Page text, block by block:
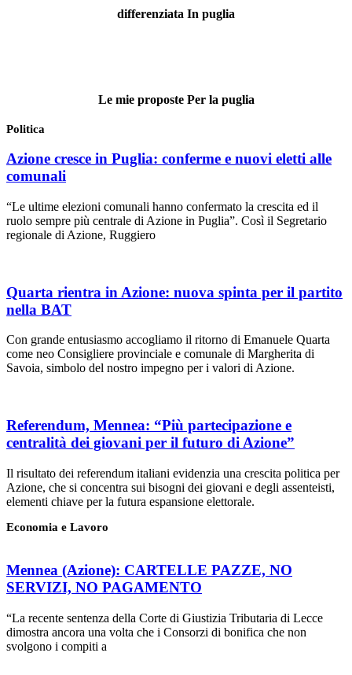
differenziata In puglia
Le mie proposte Per la puglia
Politica
Azione cresce in Puglia: conferme e nuovi eletti alle
comunali
“Le ultime elezioni comunali hanno confermato la crescita ed il
ruolo sempre più centrale di Azione in Puglia”. Così il Segretario
regionale di Azione, Ruggiero
Quarta rientra in Azione: nuova spinta per il partito
nella BAT
Con grande entusiasmo accogliamo il ritorno di Emanuele Quarta
come neo Consigliere provinciale e comunale di Margherita di
Savoia, simbolo del nostro impegno per i valori di Azione.
Referendum, Mennea: “Più partecipazione e
centralità dei giovani per il futuro di Azione”
Il risultato dei referendum italiani evidenzia una crescita politica per
Azione, che si concentra sui bisogni dei giovani e degli assenteisti,
elementi chiave per la futura espansione elettorale.
Economia e Lavoro
Mennea (Azione): CARTELLE PAZZE, NO
SERVIZI, NO PAGAMENTO
“La recente sentenza della Corte di Giustizia Tributaria di Lecce
dimostra ancora una volta che i Consorzi di bonifica che non
svolgono i compiti a